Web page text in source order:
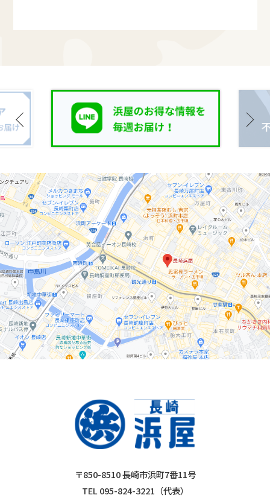
〒850-8510 長崎市浜町7番11号
TEL 095-824-3221（代表）